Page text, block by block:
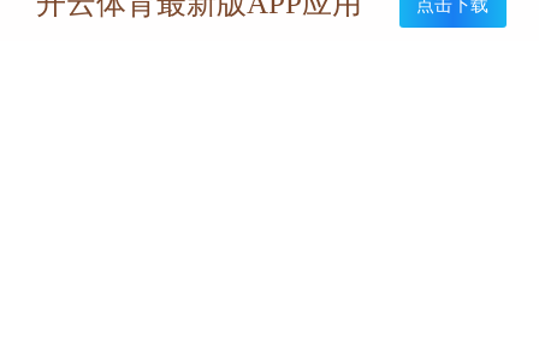
立即咨询： 联系我们